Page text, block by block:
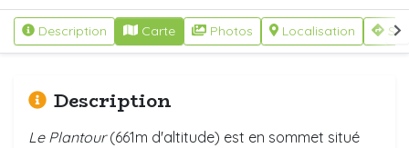
Description Carte Photos Localisation S'y
Description
Le Plantour(661m d'altitude) est en sommet situé